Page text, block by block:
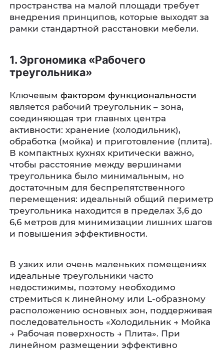
пространства на малой площади требует
внедрения принципов, которые выходят за
рамки стандартной расстановки мебели.
1. Эргономика «Рабочего
треугольника»
Ключевымфактором функциональности
является рабочий треугольник – зона,
соединяющая три главных центра
активности: хранение (холодильник),
обработка (мойка) и приготовление (плита).
В компактных кухнях критически важно,
чтобы расстояние между вершинами
треугольника было минимальным, но
достаточным для беспрепятственного
перемещения: идеальный общий периметр
треугольника находится в пределах 3,6 до
6,6 метров для минимизации лишних шагов
и повышения эффективности.
В узких или очень маленьких помещениях
идеальные треугольники часто
недостижимы, поэтому необходимо
стремиться к линейному или L-образному
расположению основных зон, поддерживая
последовательность «Холодильник → Мойка
→ Рабочая поверхность → Плита». При
линейном размещении эффективно